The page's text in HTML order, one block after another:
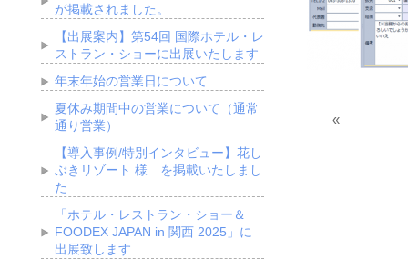
«
が掲載されました。
【出展案内】第54回 国際ホテル・レ
ストラン・ショーに出展いたします
年末年始の営業日について
夏休み期間中の営業について（通常
通り営業）
【導入事例/特別インタビュー】花し
ぶきリゾート 様 を掲載いたしまし
た
「ホテル・レストラン・ショー＆
FOODEX JAPAN in 関西 2025」に
出展致します